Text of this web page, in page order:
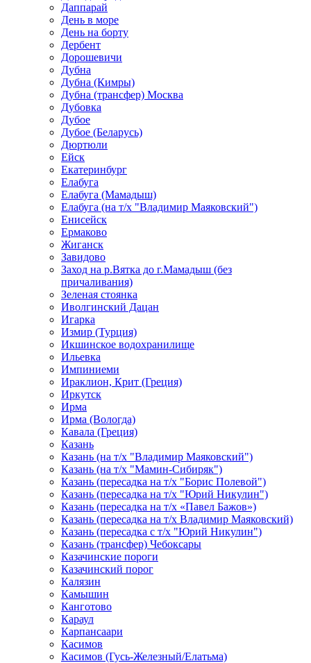
Даппарай
День в море
День на борту
Дербент
Дорошевичи
Дубна
Дубна (Кимры)
Дубна (трансфер) Москва
Дубовка
Дубое
Дубое (Беларусь)
Дюртюли
Ейск
Екатеринбург
Елабуга
Елабуга (Мамадыш)
Елабуга (на т/х "Владимир Маяковский")
Енисейск
Ермаково
Жиганск
Завидово
Заход на р.Вятка до г.Мамадыш (без
причаливания)
Зеленая стоянка
Иволгинский Дацан
Игарка
Измир (Турция)
Икшинское водохранилище
Ильевка
Импиниеми
Ираклион, Крит (Греция)
Иркутск
Ирма
Ирма (Вологда)
Кавала (Греция)
Казань
Казань (на т/х "Владимир Маяковский")
Казань (на т/х "Мамин-Сибиряк")
Казань (пересадка на т/х "Борис Полевой")
Казань (пересадка на т/х "Юрий Никулин")
Казань (пересадка на т/х «Павел Бажов»)
Казань (пересадка на т/х Владимир Маяковский)
Казань (пересадка с т/х "Юрий Никулин")
Казань (трансфер) Чебоксары
Казачинские пороги
Казачинский порог
Калязин
Камышин
Канготово
Караул
Карпансаари
Касимов
Касимов (Гусь-Железный/Елатьма)